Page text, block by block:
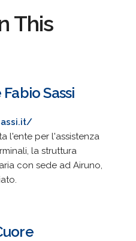
This
Sassi
l'ente per l'assistenza
la struttura
con sede ad Airuno,